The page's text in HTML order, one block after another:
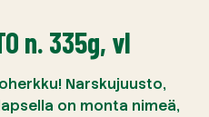
n. 335g, vl
Narskujuusto,
on monta nimeä,